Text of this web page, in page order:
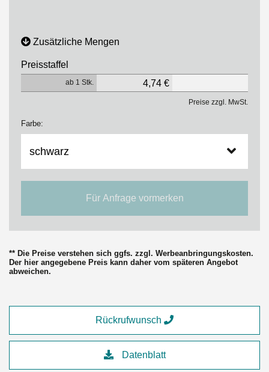
Zusätzliche Mengen
Preisstaffel
ab 1 Stk. 4,74 €
Preise zzgl. MwSt.
Farbe:
Für Anfrage vormerken
** Die Preise verstehen sich ggfs. zzgl. Werbeanbringungskosten.
Der hier angegebene Preis kann daher vom späteren Angebot
abweichen.
Datenblatt
Rückrufwunsch